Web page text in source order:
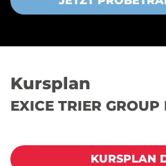
Kursplan
EXICE TRIER GROUP
KURSPLAN